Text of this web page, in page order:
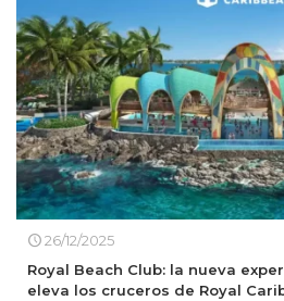
26/12/2025
Royal Beach Club: la nueva
eleva los cruceros de Royal